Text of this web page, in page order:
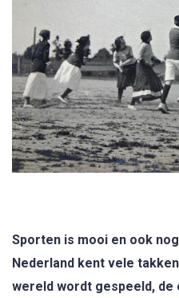
Sporten is mooi en ook
Nederland kent vele
wereld wordt gespeeld, de